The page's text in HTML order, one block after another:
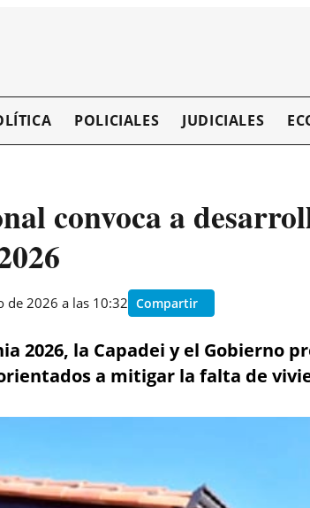
POLICIALES JUDICIALES
convoca a
de 2026 a las 10:32 Compartir
2026, la Capadei y el Gobierno
a mitigar la falta de